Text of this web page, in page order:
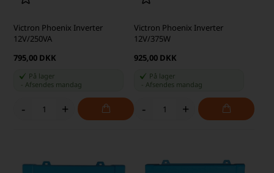
Victron Phoenix Inverter
12V/250VA
795,00 DKK
På lager
-Afsendes mandag
- +
Victron Phoenix Inverter
12V/375W
925,00 DKK
På lager
Afsendes mandag
- +